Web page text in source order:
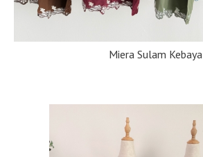
Miera Sulam Kebaya